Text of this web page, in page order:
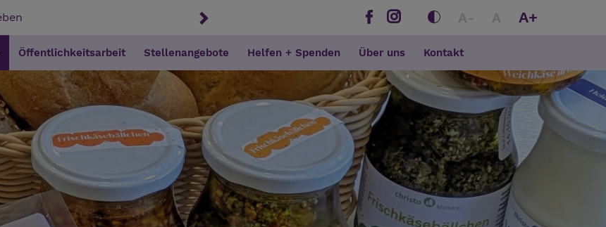
A- A A+
Öffentlichkeitsarbeit Stellenangebote Helfen + Spenden Über uns Kontakt